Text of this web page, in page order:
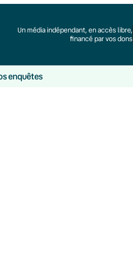
Un média indépendant, en accès libre,
financé par vos dons
enquêtes